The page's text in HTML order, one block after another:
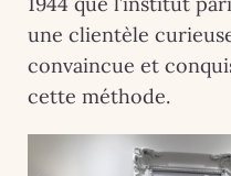
une clientèle
convaincue et
cette méthode.